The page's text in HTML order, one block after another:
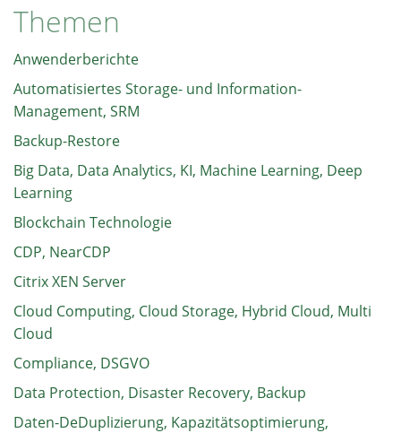
Themen
Anwenderberichte
Automatisiertes Storage- und Information-
Management, SRM
Backup-Restore
Big Data, Data Analytics, KI, Machine Learning, Deep
Learning
Blockchain Technologie
CDP, NearCDP
Citrix XEN Server
Cloud Computing, Cloud Storage, Hybrid Cloud, Multi
Cloud
Compliance, DSGVO
Data Protection, Disaster Recovery, Backup
Daten-DeDuplizierung, Kapazitätsoptimierung,